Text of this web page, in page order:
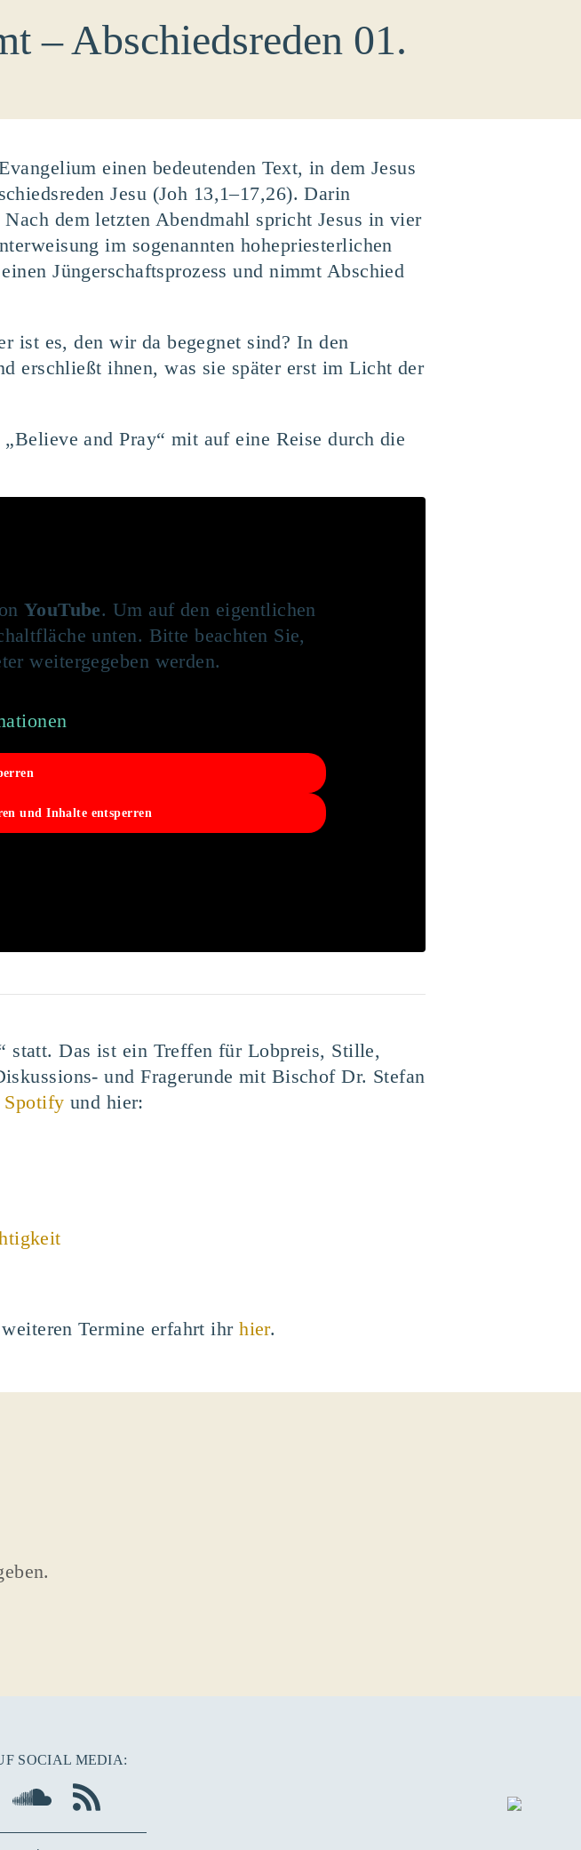
– Abschiedsreden 01.
einen bedeutenden Text, in dem Jesus
Jesu (Joh 13,1–17,26). Darin
dem letzten Abendmahl spricht Jesus in vier
im sogenannten hohepriesterlichen
Jüngerschaftsprozess und nimmt Abschied
ist es, den wir da begegnet sind? In den
erschließt ihnen, was sie später erst im Licht der
and Pray“ mit auf eine Reise durch die
YouTube. Um auf den eigentlichen
unten. Bitte beachten Sie,
weitergegeben werden.
und Inhalte entsperren
statt. Das ist ein Treffen für Lobpreis, Stille,
und Fragerunde mit Bischof Dr. Stefan
Spotify und hier:
Termine erfahrt ihrhier.
SOCIAL MEDIA: